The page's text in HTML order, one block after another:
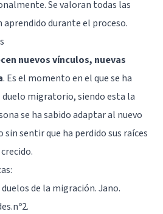
Se valoran todas las
aprendido durante el proceso.
nuevos vínculos, nuevas
. Es el momento en el que se ha
migratorio, siendo esta la
se ha sabido adaptar al nuevo
sin sentir que ha perdido sus raíces
de la migración. Jano.